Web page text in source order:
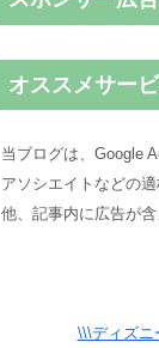
オススメサー
当ブログは、Google
アソシエイトなどの
他、記事内に広告が含
\\\ディズニ